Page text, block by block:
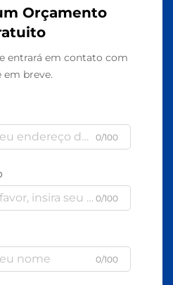
Orçamento
entrará em contato com
em breve.
0/100
0/100
0/100